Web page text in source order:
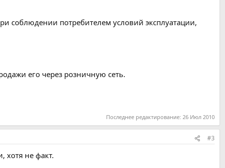
соблюдении потребителем условий эксплуатации,
его через розничную сеть.
Последнее редактирование: 26 Июл 2010
#3
хотя не факт.